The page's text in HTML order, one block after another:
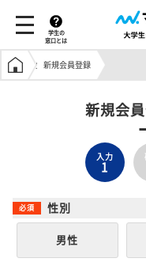
学生の
窓口とは
学生の窓口トップ
新規会員登録
新規会
入力
1
性別
男性